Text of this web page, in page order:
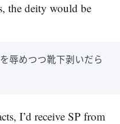
the deity would be
辱めつつ靴下剥いだら
I’d receive SP from